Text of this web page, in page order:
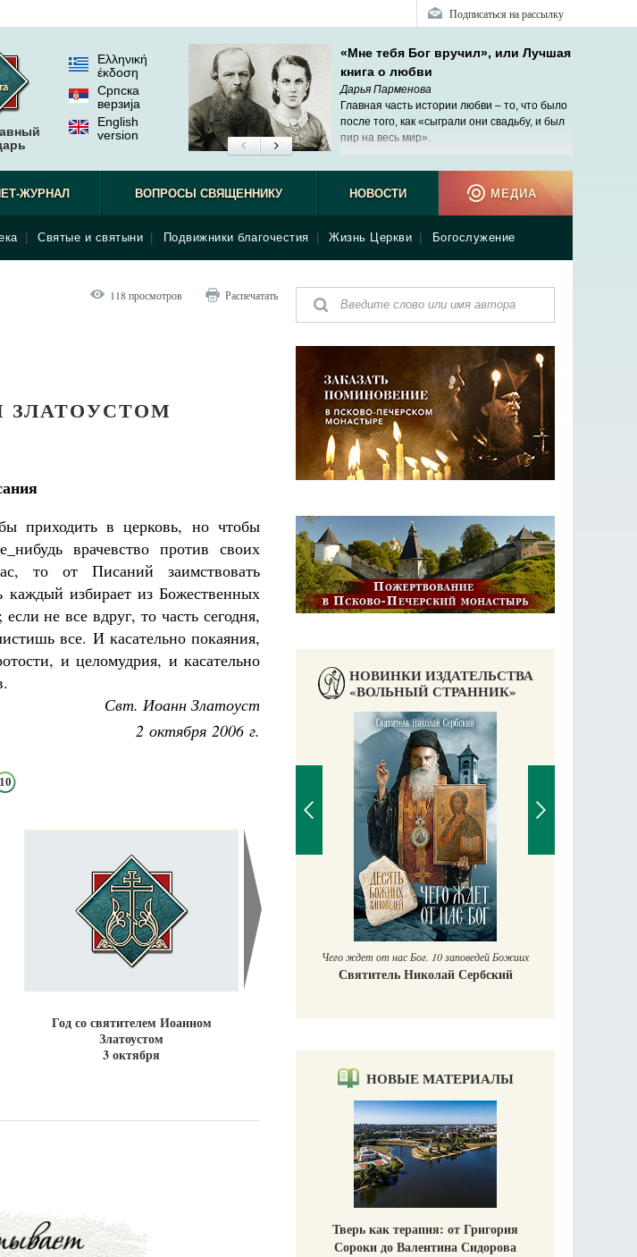
Подписаться на рассылку
Ελληνική
έκδοση
Српска
верзиjа
English
version
«Мне тебя Бог вручил», или Лучшая
книга о любви
Дарья Парменова
Главная часть истории любви – то, что было
после того, как «сыграли они свадьбу, и был
пир на весь мир».
Святые и святыни Подвижники благочестия Жизнь Церкви Богослужение
ЖУРНАЛ ВОПРОСЫ СВЯЩЕННИКУ НОВОСТИ МЕДИА
118 просмотров Распечатать
ЗЛАТОУСТОМ
приходить в церковь, но чтобы
врачевство против своих
то от Писаний заимствовать
каждый избирает из Божественных
не все вдруг, то часть сегодня,
все. И касательно покаяния,
и целомудрия, и касательно
Свт. Иоанн Златоуст
2 октября 2006 г.
10
Год со святителем Иоанном
Златоустом
3 октября
НОВИНКИ ИЗДАТЕЛЬСТВА
«ВОЛЬНЫЙ СТРАННИК»
Великомученик Георгий Победоносец. Научись у
святого
Роман Котов Чего ждет от нас Бог. 10 заповедей Божиих
Святитель Николай Сербский
НОВЫЕ МАТЕРИАЛЫ
Тверь как терапия: от Григория
Сороки до Валентина Сидорова